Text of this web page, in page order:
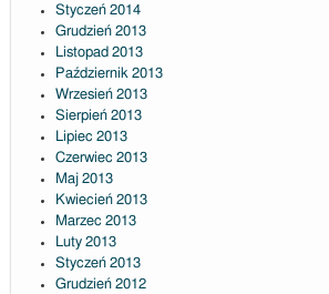
Styczeń 2014
Grudzień 2013
Listopad 2013
Październik 2013
Wrzesień 2013
Sierpień 2013
Lipiec 2013
Czerwiec 2013
Maj 2013
Kwiecień 2013
Marzec 2013
Luty 2013
Styczeń 2013
Grudzień 2012